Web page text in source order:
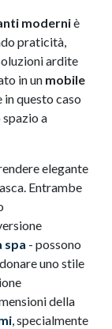
moderniè
praticità,
ardite
in un mobile
in questo caso
a
elegante
Entrambe
spa - possono
uno stile
della
, specialmente